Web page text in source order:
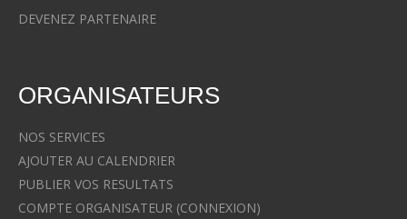
DEVENEZ PARTENAIRE
ORGANISATEURS
NOS SERVICES
AJOUTER AU CALENDRIER
PUBLIER VOS RESULTATS
COMPTE ORGANISATEUR (CONNEXION)